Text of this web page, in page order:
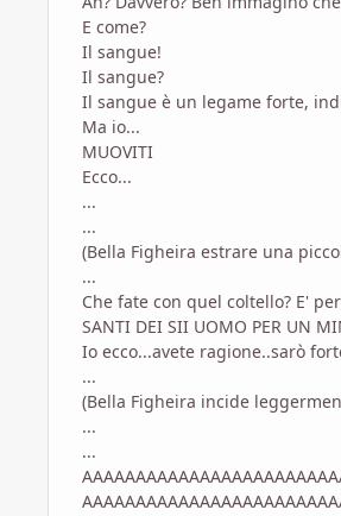
E come?
Il sangue!
Il sangue?
Il sangue è un legame forte,
Ma io...
MUOVITI
Ecco...
...
...
(Bella Figheira estrare una
...
Che fate con quel coltello? E'
SANTI DEI SII UOMO PER UN
Io ecco...avete ragione..sarò
...
(Bella Figheira incide
...
...